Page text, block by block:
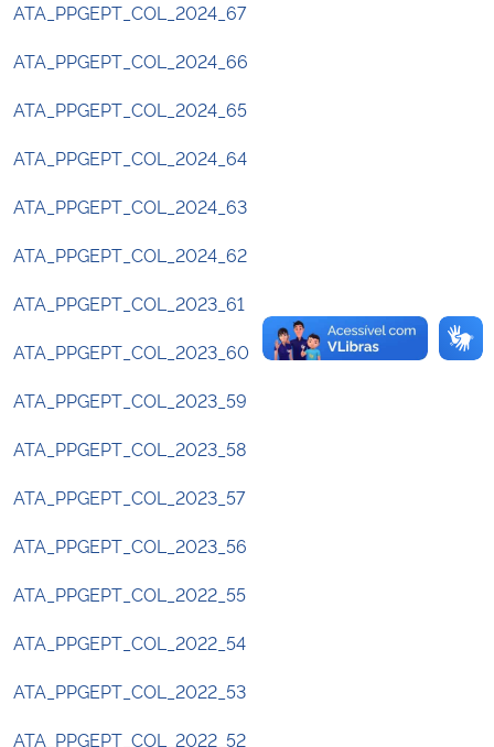
ATA_PPGEPT_COL_2024_67
ATA_PPGEPT_COL_2024_66
ATA_PPGEPT_COL_2024_65
ATA_PPGEPT_COL_2024_64
ATA_PPGEPT_COL_2024_63
ATA_PPGEPT_COL_2024_62
ATA_PPGEPT_COL_2023_61
ATA_PPGEPT_COL_2023_60
ATA_PPGEPT_COL_2023_59
ATA_PPGEPT_COL_2023_58
ATA_PPGEPT_COL_2023_57
ATA_PPGEPT_COL_2023_56
ATA_PPGEPT_COL_2022_55
ATA_PPGEPT_COL_2022_54
ATA_PPGEPT_COL_2022_53
ATA_PPGEPT_COL_2022_52